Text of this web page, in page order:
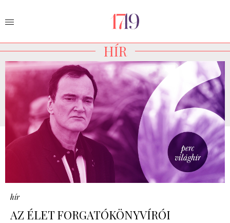
HÍR
hír
AZ ÉLET FORGATÓKÖNYVÍRÓI